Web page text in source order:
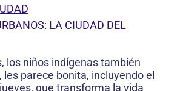
LA CIUDAD DEL
los niños indígenas también
parece bonita, incluyendo el
que transforma la vida